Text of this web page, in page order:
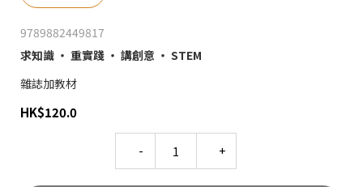
9789882449817
求知識 ‧ 重實踐 ‧ 講創意 ‧ STEM
雜誌加教材
HK$120.0